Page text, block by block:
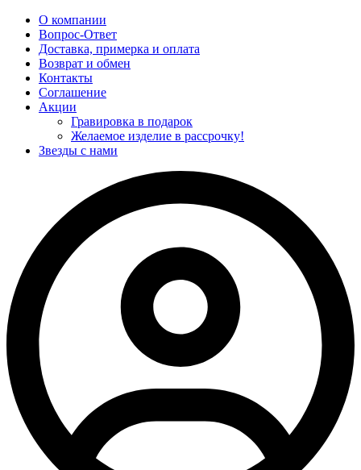
О компании
Вопрос-Ответ
Доставка, примерка и оплата
Возврат и обмен
Контакты
Соглашение
Акции
Гравировка в подарок
Желаемое изделие в рассрочку!
Звезды с нами